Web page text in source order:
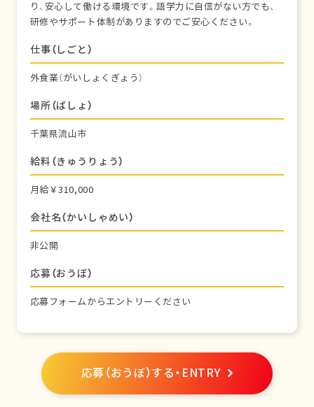
り、安心して働ける環境です。語学力に自信がない方でも、
研修やサポート体制がありますのでご安心ください。
仕事（しごと）
外食業（がいしょくぎょう）
場所（ばしょ）
千葉県流山市
給料（きゅうりょう）
月給￥310,000
会社名（かいしゃめい）
非公開
応募（おうぼ）
応募フォームからエントリーください
応募（おうぼ）する・ENTRY